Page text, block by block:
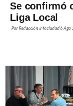
Se confirmó
Liga Local
PorRedacción Infociudad6 Ago